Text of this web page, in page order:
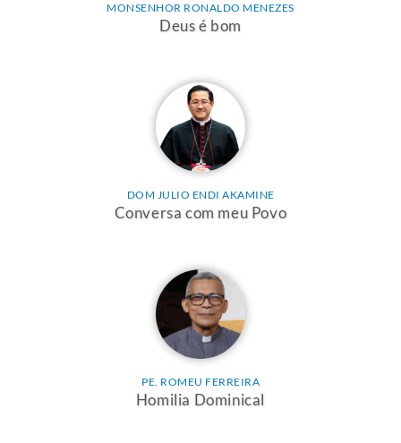
MONSENHOR RONALDO MENEZES
Deus é bom
DOM JULIO ENDI AKAMINE
Conversa com meu Povo
PE. ROMEU FERREIRA
Homilia Dominical